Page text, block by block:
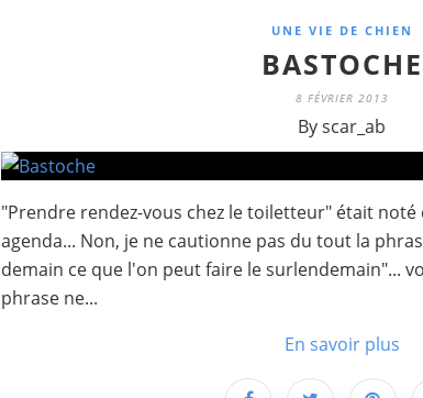
UNE VIE DE CHIEN
BASTOCHE
8 FÉVRIER 2013
By scar_ab
"Prendre rendez-vous chez le toiletteur" était
agenda... Non, je ne cautionne pas du tout la
demain ce que l'on peut faire le surlendemain"...
phrase ne...
En savoir plus